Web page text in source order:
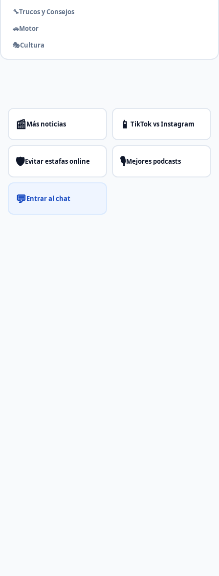
🔧Trucos y Consejos
🚗Motor
🎭Cultura
📰Más noticias 📱 TikTok vs Instagram
🛡️Evitar estafas online 🎙️Mejores podcasts
💬Entrar al chat